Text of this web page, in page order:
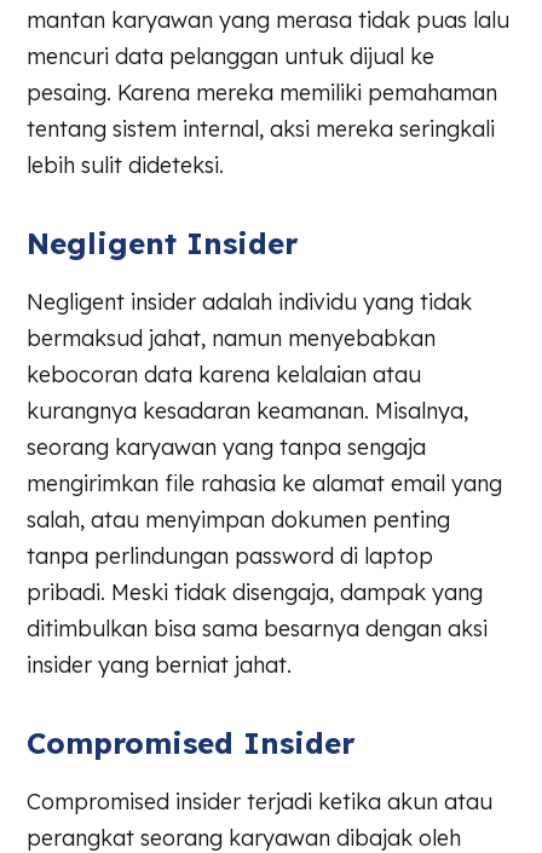
mantan karyawan yang merasa tidak puas lalu
mencuri data pelanggan untuk dijual ke
pesaing. Karena mereka memiliki pemahaman
tentang sistem internal, aksi mereka seringkali
lebih sulit dideteksi.
Negligent Insider
Negligent insider adalah individu yang tidak
bermaksud jahat, namun menyebabkan
kebocoran data karena kelalaian atau
kurangnya kesadaran keamanan. Misalnya,
seorang karyawan yang tanpa sengaja
mengirimkan file rahasia ke alamat email yang
salah, atau menyimpan dokumen penting
tanpa perlindungan password di laptop
pribadi. Meski tidak disengaja, dampak yang
ditimbulkan bisa sama besarnya dengan aksi
insider yang berniat jahat.
Compromised Insider
Compromised insider terjadi ketika akun atau
perangkat seorang karyawan dibajak oleh